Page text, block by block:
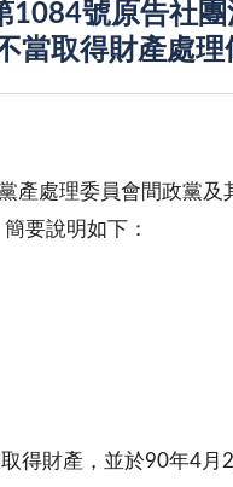
號原告社
當取得財產處
產處理委員會間政黨
要說明如下：
得財產，並於90年4